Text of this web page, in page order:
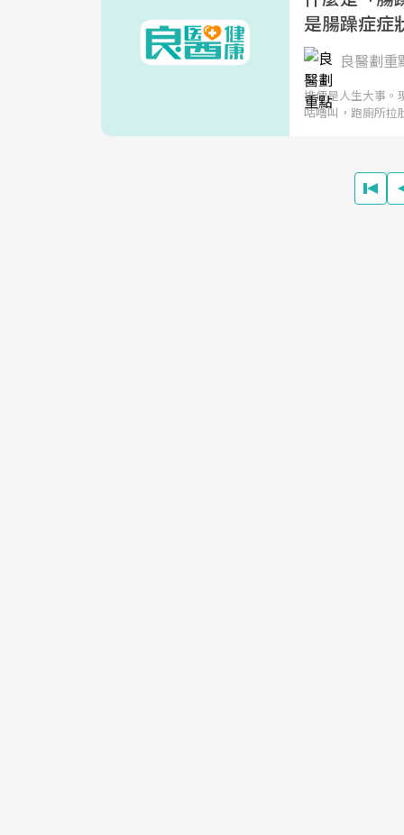
是腸躁症症
良醫劃重
排便是人生大事。
咕嚕叫，跑廁所拉